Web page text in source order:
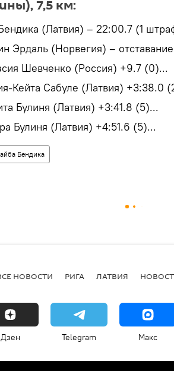
7,5 км:
(Латвия) – 22:00.7 (1
Эрдаль (Норвегия) –
Шевченко (Россия) +9.7 (0)...
Кейта Сабуле (Латвия) +3:38.0
Булиня (Латвия) +3:41.8 (5)...
Булиня (Латвия) +4:51.6 (5)...
Бендика
НОВОСТИ РИГА ЛАТВИЯ
Дзен Telegram Макс